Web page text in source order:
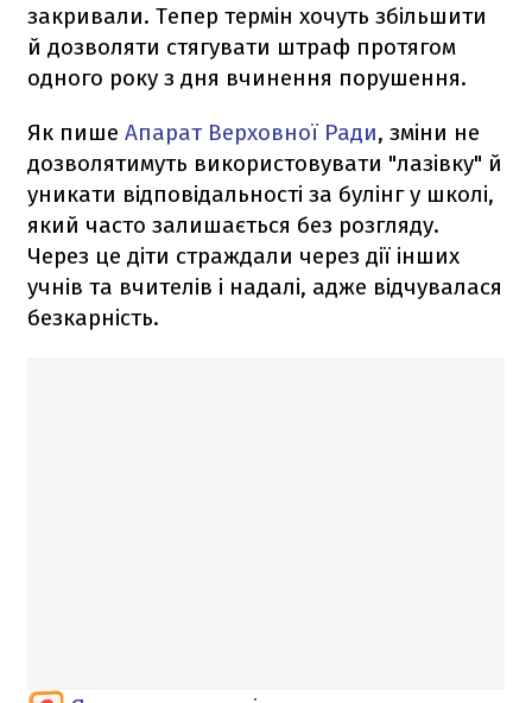
закривали. Тепер термін хочуть збільшити
й дозволяти стягувати штраф протягом
одного року з дня вчинення порушення.
Як пише Апарат Верховної Ради, зміни не
дозволятимуть використовувати "лазівку" й
уникати відповідальності за булінг у школі,
який часто залишається без розгляду.
Через це діти страждали через дії інших
учнів та вчителів і надалі, адже відчувалася
безкарність.